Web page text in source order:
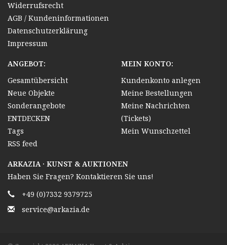
Widerrufsrecht
AGB / Kundeninformationen
Datenschutzerklärung
Impressum
ANGEBOT:
Gesamtübersicht
Neue Objekte
Sonderangebote
ENTDECKEN
Tags
RSS feed
MEIN KONTO:
Kundenkonto anlegen
Meine Bestellungen
Meine Nachrichten
(Tickets)
Mein Wunschzettel
ARKAZIA · KUNST & AUKTIONEN
Haben Sie Fragen? Kontaktieren Sie uns!
+49 (0)7332 9379725
service@arkazia.de